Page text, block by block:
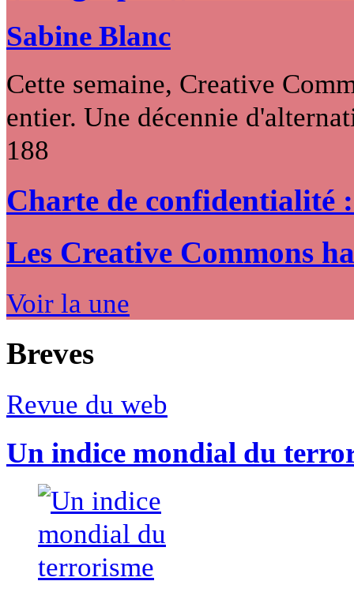
Sabine Blanc
Cette semaine, Creative
entier. Une décennie
188
Charte de confidentialité
Les Creative Commons
Voir la une
Breves
Revue du web
Un indice mondial du